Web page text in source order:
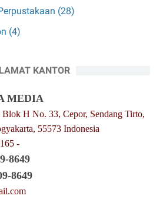
(28)
(4)
KANTOR
MEDIA
Blok H No. 33, Cepor, Sendang Tirto,
55573 Indonesia
-
8649
8649